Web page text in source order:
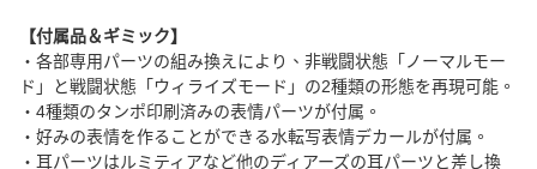
【付属品＆ギミック】
・各部専用パーツの組み換えにより、非戦闘状態「ノーマルモー
ド」と戦闘状態「ウィライズモード」の2種類の形態を再現可能。
・4種類のタンポ印刷済みの表情パーツが付属。
・好みの表情を作ることができる水転写表情デカールが付属。
・耳パーツはルミティアなど他のディアーズの耳パーツと差し換